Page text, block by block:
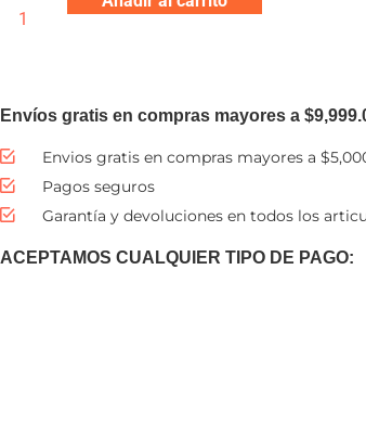
Envíos gratis en compras mayores a
Envios gratis en compras mayores a
Pagos seguros
Garantía y devoluciones en todos los
ACEPTAMOS CUALQUIER TIPO DE PAGO: